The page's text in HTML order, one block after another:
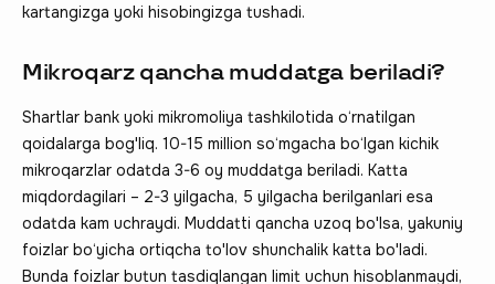
kartangizga yoki hisobingizga tushadi.
Mikroqarz qancha muddatga beriladi?
Shartlar bank yoki mikromoliya tashkilotida o‘rnatilgan
qoidalarga bog'liq. 10-15 million so‘mgacha bo‘lgan kichik
mikroqarzlar odatda 3-6 oy muddatga beriladi. Katta
miqdordagilari – 2-3 yilgacha, 5 yilgacha berilganlari esa
odatda kam uchraydi. Muddatti qancha uzoq bo'lsa, yakuniy
foizlar bo‘yicha ortiqcha to'lov shunchalik katta bo'ladi.
Bunda foizlar butun tasdiqlangan limit uchun hisoblanmaydi,